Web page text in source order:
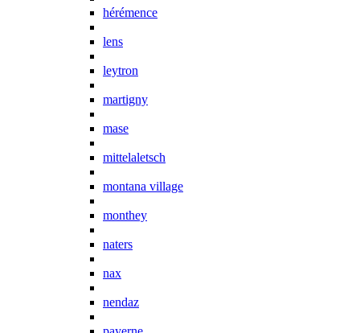
hérémence
lens
leytron
martigny
mase
mittelaletsch
montana village
monthey
naters
nax
nendaz